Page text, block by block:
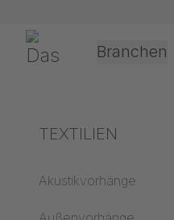
Gerriets Branchen
Theater & Kultur
Begriffserklärungen
Akustik ABC
TEXTILIEN
Akustikvorhänge